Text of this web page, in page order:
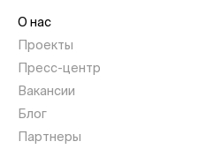
О нас
Проекты
Пресс-центр
Вакансии
Блог
Партнеры